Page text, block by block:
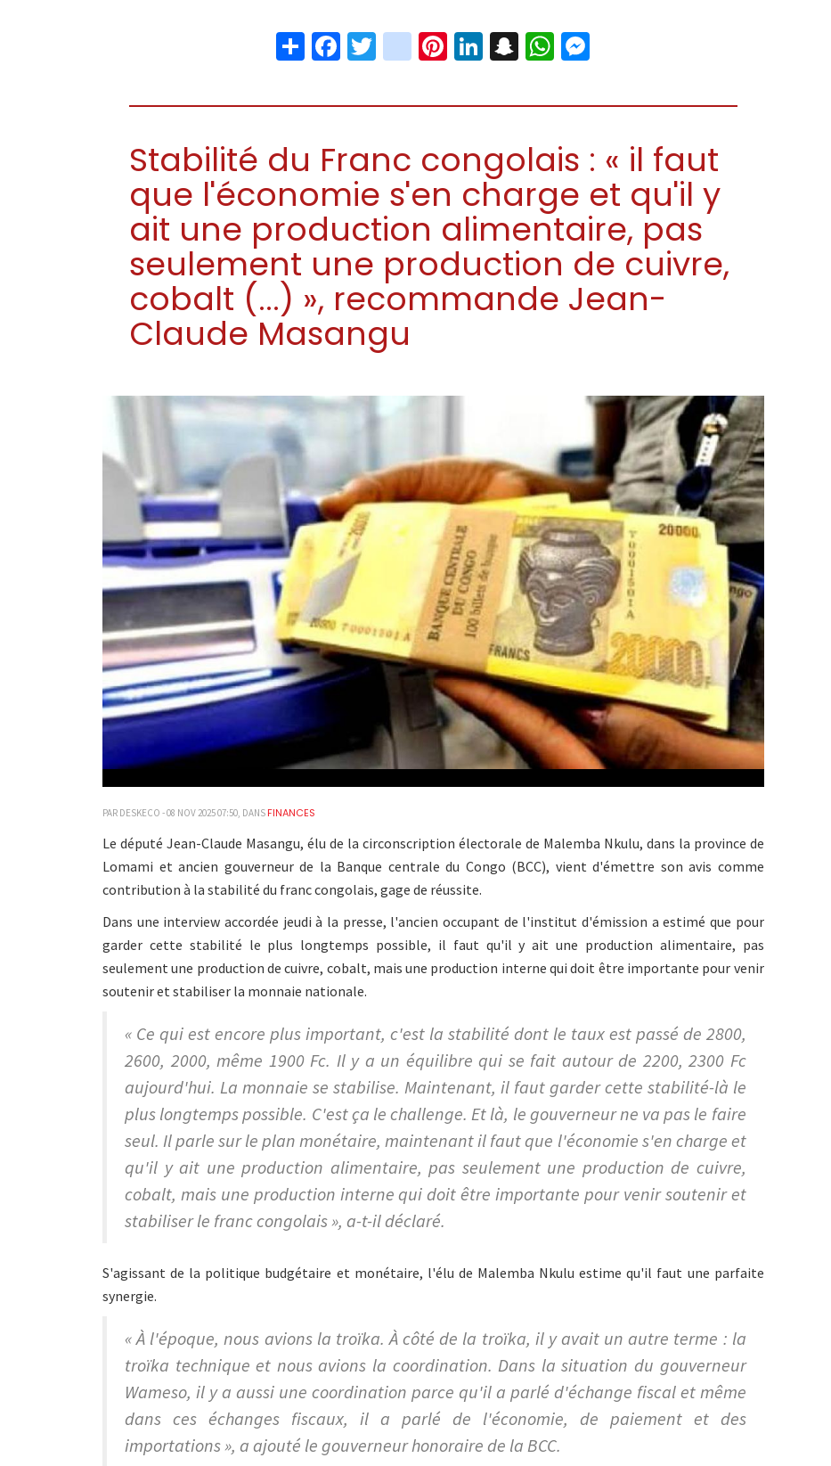
ShareFacebook
Twitter
instagram
Pinterest
LinkedIn
Snapchat
WhatsApp
Stabilité du Franc congolais : « il faut
que l'économie s'en charge et qu'il y
ait une production alimentaire, pas
seulement une production de cuivre,
cobalt (...) », recommande Jean-
Claude Masangu
PAR DESKECO - 08 NOV 2025 07:50, DANS FINANCES
Le député Jean-Claude Masangu, élu de la circonscription électorale de Malemba Nkulu, dans la province de
Lomami et ancien gouverneur de la Banque centrale du Congo (BCC), vient d'émettre son avis comme
contribution à la stabilité du franc congolais, gage de réussite.
Dans une interview accordée jeudi à la presse, l'ancien occupant de l'institut d'émission a estimé que pour
garder cette stabilité le plus longtemps possible, il faut qu'il y ait une production alimentaire, pas
seulement une production de cuivre, cobalt, mais une production interne qui doit être importante pour venir
soutenir et stabiliser la monnaie nationale.
« Ce qui est encore plus important, c'est la stabilité dont le taux est passé de 2800,
2600, 2000, même 1900 Fc. Il y a un équilibre qui se fait autour de 2200, 2300 Fc
aujourd'hui. La monnaie se stabilise. Maintenant, il faut garder cette stabilité-là le
plus longtemps possible. C'est ça le challenge. Et là, le gouverneur ne va pas le faire
seul. Il parle sur le plan monétaire, maintenant il faut que l'économie s'en charge et
qu'il y ait une production alimentaire, pas seulement une production de cuivre,
cobalt, mais une production interne qui doit être importante pour venir soutenir et
stabiliser le franc congolais », a-t-il déclaré.
S'agissant de la politique budgétaire et monétaire, l'élu de Malemba Nkulu estime qu'il faut une parfaite
synergie.
« À l'époque, nous avions la troïka. À côté de la troïka, il y avait un autre terme : la
troïka technique et nous avions la coordination. Dans la situation du gouverneur
Wameso, il y a aussi une coordination parce qu'il a parlé d'échange fiscal et même
dans ces échanges fiscaux, il a parlé de l'économie, de paiement et des
importations », a ajouté le gouverneur honoraire de la BCC.